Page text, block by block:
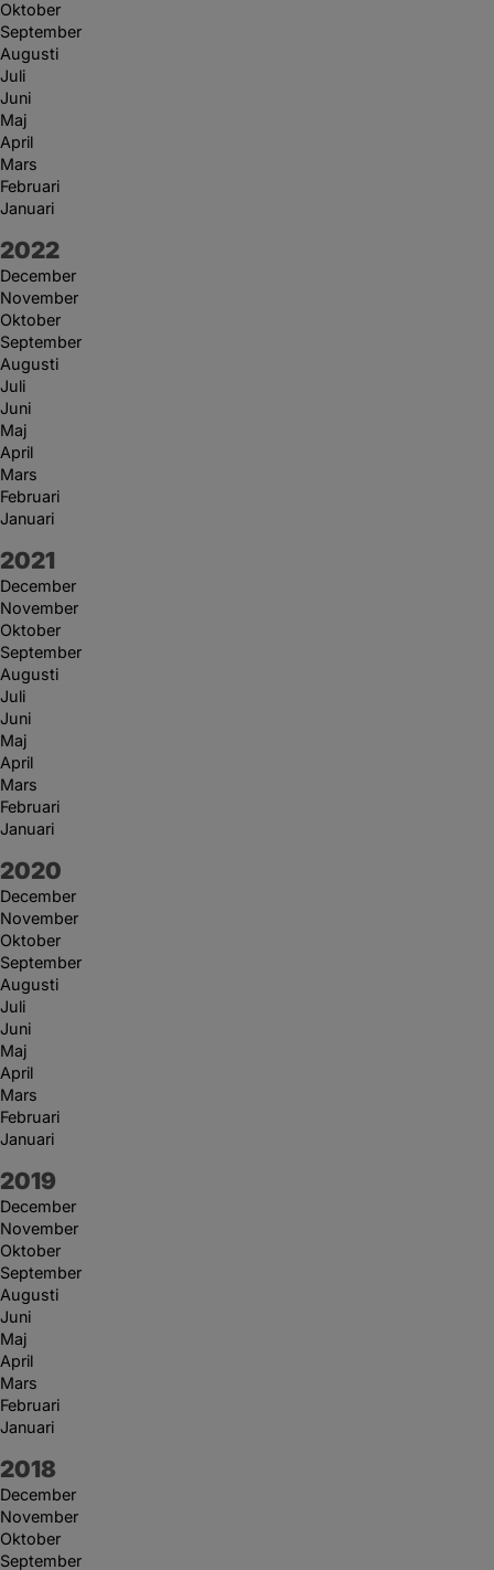
Oktober
September
Augusti
Juli
Juni
Maj
April
Mars
Februari
Januari
År:
2022
December
November
Oktober
September
Augusti
Juli
Juni
Maj
April
Mars
Februari
Januari
År:
2021
December
November
Oktober
September
Augusti
Juli
Juni
Maj
April
Mars
Februari
Januari
År:
2020
December
November
Oktober
September
Augusti
Juli
Juni
Maj
April
Mars
Februari
Januari
År:
2019
December
November
Oktober
September
Augusti
Juni
Maj
April
Mars
Februari
Januari
År:
2018
December
November
Oktober
September